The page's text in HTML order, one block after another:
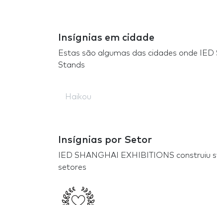
Insígnias em cidade
Estas são algumas das cidades onde
Stands
Haikou
Insígnias por Setor
IED SHANGHAI EXHIBITIONS
setores